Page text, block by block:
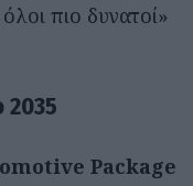
πιο δυνατοί»
2035
Package